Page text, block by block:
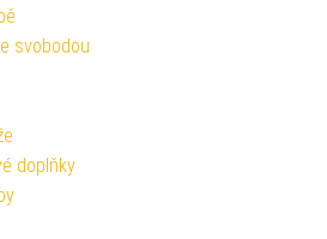
svobodou
doplňky